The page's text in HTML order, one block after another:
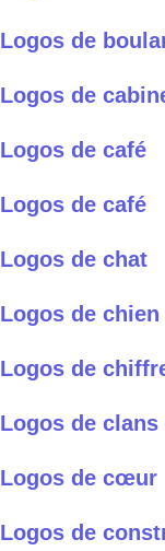
Logos de
Logos de
Logos de café
Logos de café
Logos de chat
Logos de chien
Logos de
Logos de clans
Logos de cœur
Logos de